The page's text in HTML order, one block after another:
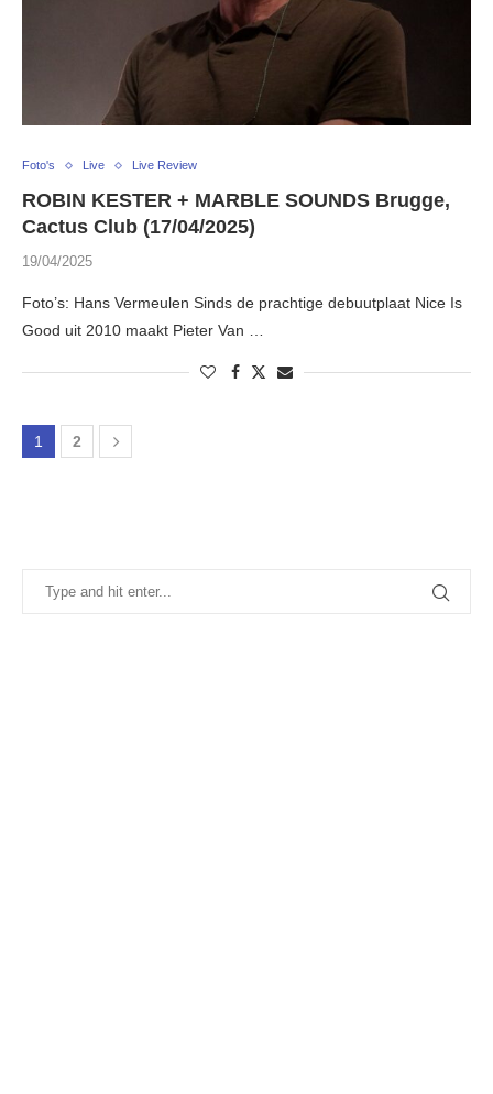
Foto's Live Live Review
ROBIN KESTER + MARBLE SOUNDS Brugge,
Cactus Club (17/04/2025)
19/04/2025
Foto’s: Hans Vermeulen Sinds de prachtige debuutplaat Nice Is
Good uit 2010 maakt Pieter Van …
1 2